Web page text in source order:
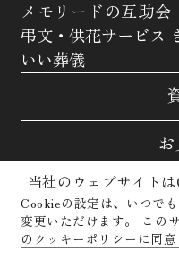
メモリードの互助会
弔文・供花サービス
いい葬儀
お
サイトポリシー
プラ
クッキーポリシー
当社のウェブサイト
Cookieの設定は、いつで
変更いただけます。
この
のクッキーポリシーに同